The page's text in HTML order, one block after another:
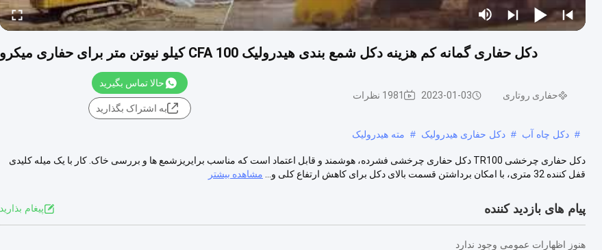
دکل حفاری گمانه کم هزینه دکل شمع بندی هیدرولیک CFA 100 کیلو نیوتن متر برای حفاری میکرو
حفاری روتاری 2023-01-03 1981 نظرات
حالا تماس بگیرید
به اشتراک بگذارید
# دکل چاه آب # دکل حفاری هیدرولیک # مته هیدرولیک
دکل حفاری چرخشی TR100 دکل حفاری چرخشی فشرده، هوشمند و قابل اعتماد است که مناسب برایریزشمع ها و بررسی خاک. کار با یک میله کلیدی
قفل کننده 32 متری، با امکان برداشتن قسمت بالای دکل برای کاهش ارتفاع کلی و...
مشاهده بیشتر
پیام های بازدید کننده پيغام بذاريد
هنوز اظهارات عمومی وجود ندارد